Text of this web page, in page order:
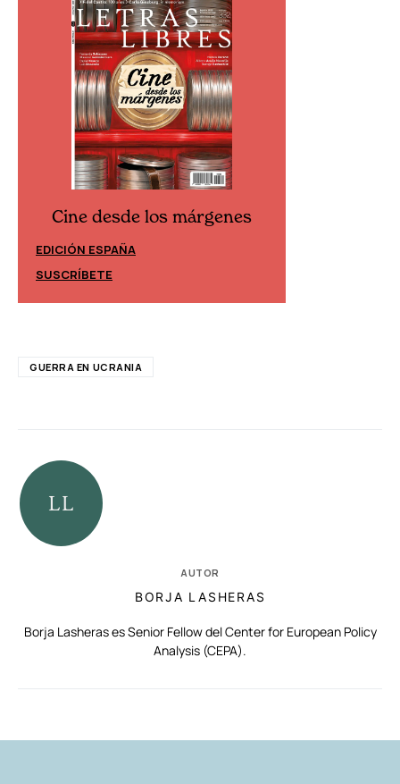
Cine desde los márgenes
EDICIÓN ESPAÑA
SUSCRÍBETE
GUERRA EN UCRANIA
AUTOR
BORJA LASHERAS
Borja Lasheras es Senior Fellow del Center for European Policy
Analysis (CEPA).